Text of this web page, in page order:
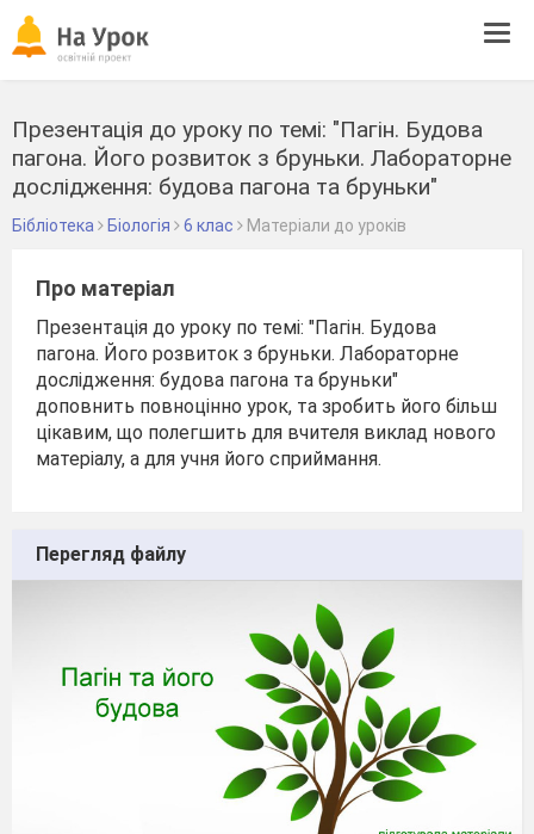
Презентація до уроку по темі: "Пагін. Будова
пагона. Його розвиток з бруньки. Лабораторне
дослідження: будова пагона та бруньки"
Бібліотека Біологія 6 клас Матеріали до уроків
Про матеріал
Презентація до уроку по темі: "Пагін. Будова
пагона. Його розвиток з бруньки. Лабораторне
дослідження: будова пагона та бруньки"
доповнить повноцінно урок, та зробить його більш
цікавим, що полегшить для вчителя виклад нового
матеріалу, а для учня його сприймання.
Перегляд файлу